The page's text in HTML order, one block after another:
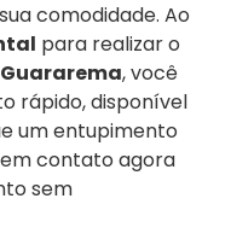
comodidade. Ao
para realizar o
, você
rápido, disponível
um entupimento
contato agora
sem